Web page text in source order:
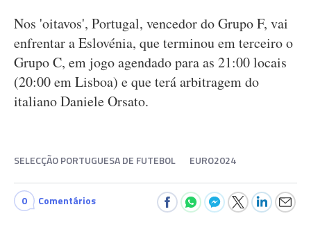
Nos 'oitavos', Portugal, vencedor do Grupo F, vai
enfrentar a Eslovénia, que terminou em terceiro o
Grupo C, em jogo agendado para as 21:00 locais
(20:00 em Lisboa) e que terá arbitragem do
italiano Daniele Orsato.
SELECÇÃO PORTUGUESA DE FUTEBOL EURO2024
0 Comentários